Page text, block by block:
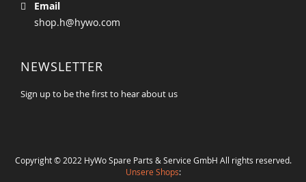
Email
shop.h@hywo.com
NEWSLETTER
Sign up to be the first to hear about us
Copyright © 2022 HyWo Spare Parts & Service GmbH All rights reserved.
Unsere Shops: